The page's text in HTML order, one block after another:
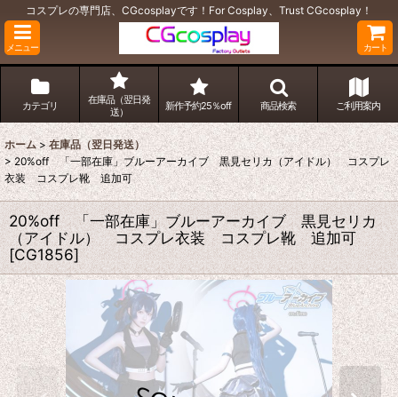
コスプレの専門店、CGcosplayです！For Cosplay、Trust CGcosplay！
メニュー カート
カテゴリ
在庫品（翌日発
送）
新作予約25％off 商品検索 ご利用案内
ホーム > 在庫品（翌日発送）
> 20%off 「一部在庫」ブルーアーカイブ 黒見セリカ（アイドル） コスプレ
衣装 コスプレ靴 追加可
20%off 「一部在庫」ブルーアーカイブ 黒見セリカ
（アイドル） コスプレ衣装 コスプレ靴 追加可
[CG1856]